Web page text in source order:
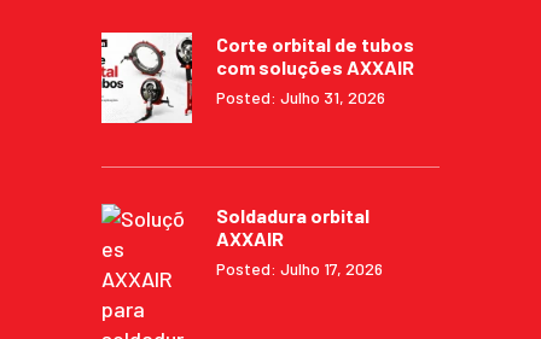
Corte orbital de tubos
com soluções AXXAIR
Posted: Julho 31, 2026
Soldadura orbital
AXXAIR
Posted: Julho 17, 2026